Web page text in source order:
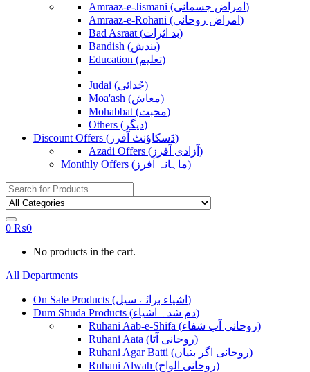
Amraaz-e-Jismani (امراض جسمانی)
Amraaz-e-Rohani (امراض روحانی)
Bad Asraat (بد اثرات)
Bandish (بندش)
Education (تعلیم)
Judai (جُدائی)
Moa'ash (معاش)
Mohabbat (محبت)
Others (دیگر)
Discount Offers (ڈسکاؤنٹ آفرز)
Azadi Offers (آزادی آفرز)
Monthly Offers (ماہانہ آفرز)
Search
for:
0 ₨0
No products in the cart.
All Departments
On Sale Products (اشیاء برائے سیل)
Dum Shuda Products (دم شدہ اشیاء)
Ruhani Aab-e-Shifa (روحانی آب شفاء)
Ruhani Aata (روحانی آٹا)
Ruhani Agar Batti (روحانی اگر بتیاں)
Ruhani Alwah (روحانی الواح)